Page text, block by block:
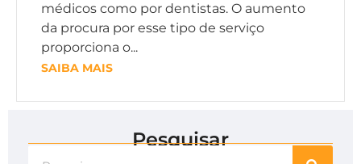
médicos como por dentistas. O aumento
da procura por esse tipo de serviço
proporciona o...
SAIBA MAIS
Pesquisar